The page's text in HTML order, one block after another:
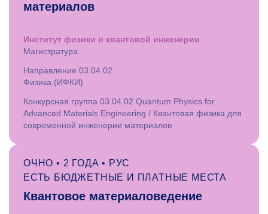
материалов
Институт физики и квантовой инженерии
Магистратура
Направление 03.04.02
Физика (ИФКИ)
Конкурсная группа 03.04.02 Quantum Physics for
Advanced Materials Engineering / Квантовая физика для
современной инженерии материалов
ОЧНО • 2 ГОДА • РУС
ЕСТЬ БЮДЖЕТНЫЕ И ПЛАТНЫЕ МЕСТА
Квантовое материаловедение